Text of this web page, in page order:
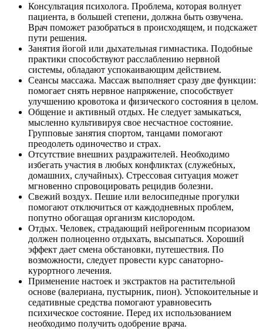
Консультация психолога. Проблема, которая волнует
пациента, в большей степени, должна быть озвучена.
Врач поможет разобраться в происходящем, и подскажет
пути решения.
Занятия йогой или дыхательная гимнастика. Подобные
практики способствуют расслаблению нервной
системы, обладают успокаивающим действием.
Сеансы массажа. Массаж выполняет сразу две функции:
помогает снять нервное напряжение, способствует
улучшению кровотока и физического состояния в целом.
Общение и активный отдых. Не следует замыкаться,
мысленно культивируя свое несчастное состояние.
Групповые занятия спортом, танцами помогают
преодолеть одиночество и страх.
Отсутствие внешних раздражителей. Необходимо
избегать участия в любых конфликтах (служебных,
домашних, случайных). Стрессовая ситуация может
мгновенно спровоцировать рецидив болезни.
Свежий воздух. Пешие или велосипедные прогулки
помогают отключиться от каждодневных проблем,
попутно обогащая организм кислородом.
Отдых. Человек, страдающий нейрогенным псориазом
должен полноценно отдыхать, высыпаться. Хороший
эффект дает смена обстановки, путешествия. По
возможности, следует провести курс санаторно-
курортного лечения.
Применение настоек и экстрактов на растительной
основе (валериана, пустырник, пион). Успокоительные и
седативные средства помогают уравновесить
психическое состояние. Перед их использованием
необходимо получить одобрение врача.